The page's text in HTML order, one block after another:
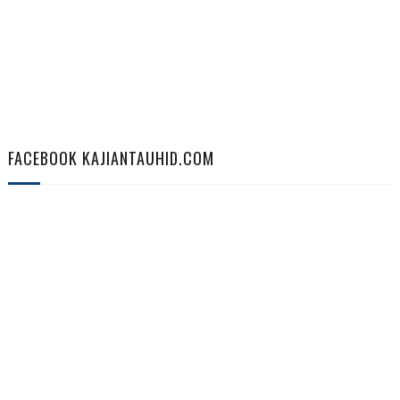
FACEBOOK KAJIANTAUHID.COM